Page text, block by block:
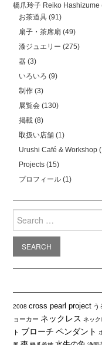
橋爪玲子 Reiko Hashizume
お茶道具 (91)
扇子・茶席扇 (49)
漆ジュエリー (275)
器 (3)
いろいろ (9)
制作 (3)
展覧会 (130)
掲載 (8)
取扱い店舗 (1)
Urushi Café & Workshop
Projects (15)
プロフィール (1)
for:
2008 cross pearl project う
ョーカー ネックレス ネック
ト ブローチ ペンダント